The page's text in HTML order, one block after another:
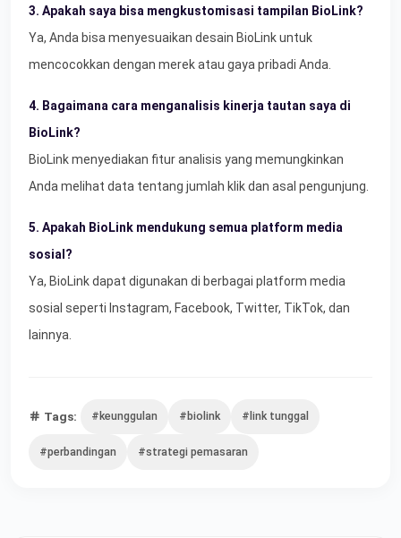
3. Apakah saya bisa mengkustomisasi tampilan BioLink?
Ya, Anda bisa menyesuaikan desain BioLink untuk
mencocokkan dengan merek atau gaya pribadi Anda.
4. Bagaimana cara menganalisis kinerja tautan saya di
BioLink?
BioLink menyediakan fitur analisis yang memungkinkan
Anda melihat data tentang jumlah klik dan asal pengunjung.
5. Apakah BioLink mendukung semua platform media
sosial?
Ya, BioLink dapat digunakan di berbagai platform media
sosial seperti Instagram, Facebook, Twitter, TikTok, dan
lainnya.
Tags: #keunggulan #biolink #link tunggal
#perbandingan #strategi pemasaran